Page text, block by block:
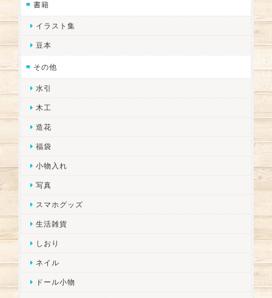
書籍
イラスト集
豆本
その他
水引
木工
造花
福袋
小物入れ
写真
スマホグッズ
生活雑貨
しおり
ネイル
ドール小物